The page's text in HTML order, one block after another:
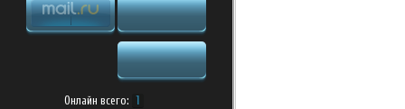
Онлайн всего: 1